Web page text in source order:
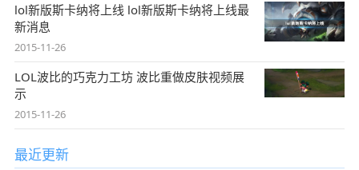
lol新版斯卡纳将上线 lol新版斯卡纳将上线最
新消息
2015-11-26
LOL波比的巧克力工坊 波比重做皮肤视频展
示
2015-11-26
最近更新